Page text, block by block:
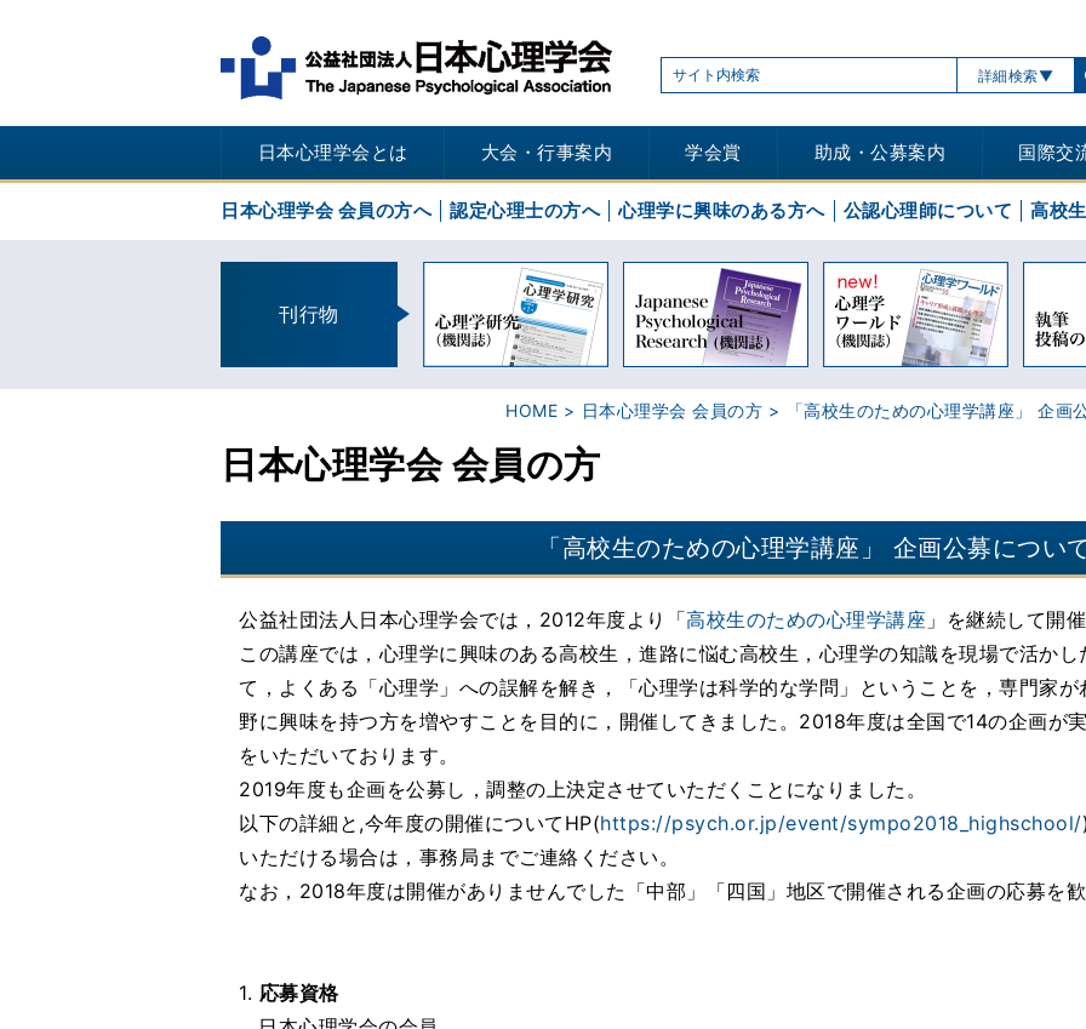
詳細検索
日本心理学会とは 大会・行事案内 学会賞 助成・公募案内 国際交
日本心理学会 会員の方へ 認定心理士の方へ 心理学に興味のある方へ 公認心理師について 高校
刊行物
HOME 日本心理学会 会員の方 「高校生のための心理学講座」 企画
日本心理学会 会員の方
「高校生のための心理学講座」 企画公募につい
公益社団法人日本心理学会では，2012年度より「高校生のための心理学講座 」を継続して開
この講座では，心理学に興味のある高校生，進路に悩む高校生，心理学の知識を現場で活か
て，よくある「心理学」への誤解を解き，「心理学は科学的な学問」ということを，専門家
野に興味を持つ方を増やすことを目的に，開催してきました。2018年度は全国で14の企画が
をいただいております。
2019年度も企画を公募し，調整の上決定させていただくことになりました。
以下の詳細と,今年度の開催についてHP(https://psych.or.jp/event/sympo2018_highschool/
いただける場合は，事務局までご連絡ください。
なお，2018年度は開催がありませんでした「中部」「四国」地区で開催される企画の応募を歓
1. 応募資格